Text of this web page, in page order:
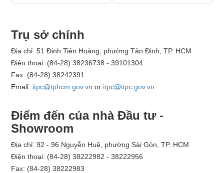
Trụ sở chính
Địa chỉ: 51 Đinh Tiên Hoàng, phường Tân Định, TP. HCM
Điện thoại: (84-28) 38236738 - 39101304
Fax: (84-28) 38242391
Email: itpc@tphcm.gov.vn or itpc@itpc.gov.vn
Điểm đến của nhà Đầu tư -
Showroom
Địa chỉ: 92 - 96 Nguyễn Huệ, phường Sài Gòn, TP. HCM
Điện thoại: (84-28) 38222982 - 38222956
Fax: (84-28) 38222983